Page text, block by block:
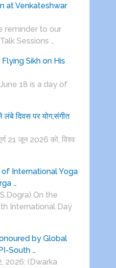
at Venkateshwar
reminder to our
Sessions …
Sikh on His
18 is a day of
दिवस पर योग,संगीत
21 जून 2026 को, विश्व
International Yoga
…
On the
International Day
by Global
South …
2026: (Dwarka